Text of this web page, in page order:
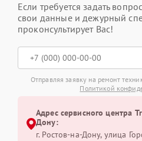
Если требуется задать
свои данные и дежурный
проконсультирует Вас!
Отправляя заявку на ремонт
Политикой
Адрес сервисного центра
Дону:
г. Ростов-на-Дону, улица